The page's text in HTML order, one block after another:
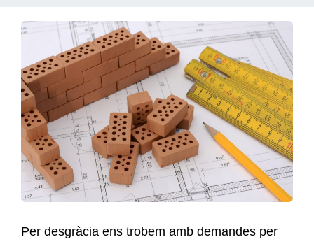
Per desgràcia ens trobem amb demandes per